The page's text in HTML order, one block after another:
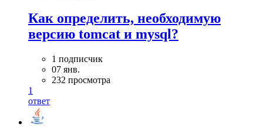
Как определить, необходимую
версию tomcat и mysql?
1 подписчик
07 янв.
232 просмотра
1
ответ